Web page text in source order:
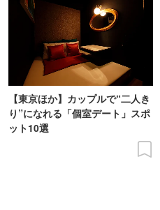
【東京ほか】カップルで“二人き
り”になれる「個室デート」スポ
ット10選